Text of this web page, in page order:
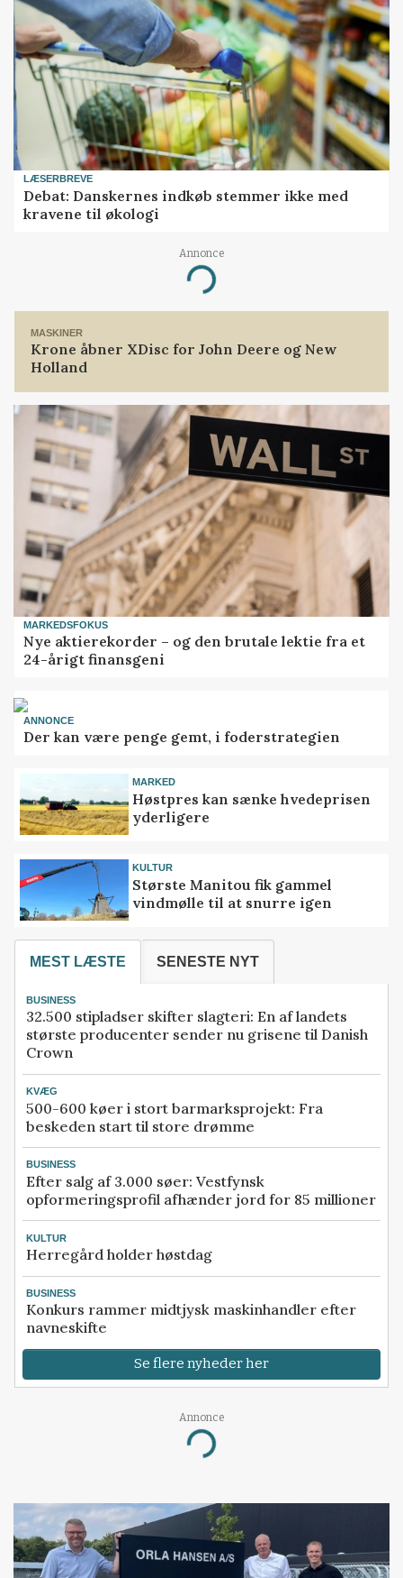
LÆSERBREVE
Debat: Danskernes indkøb stemmer ikke med
kravene til økologi
Annonce
Loading...
MASKINER
Krone åbner XDisc for John Deere og New
Holland
MARKEDSFOKUS
Nye aktierekorder – og den brutale lektie fra et
24-årigt finansgeni
ANNONCE
Der kan være penge gemt, i foderstrategien
MARKED
Høstpres kan sænke hvedeprisen
yderligere
KULTUR
Største Manitou fik gammel
vindmølle til at snurre igen
MEST LÆSTE SENESTE NYT
BUSINESS
32.500 stipladser skifter slagteri: En af landets
største producenter sender nu grisene til Danish
Crown
KVÆG
500-600 køer i stort barmarksprojekt: Fra
beskeden start til store drømme
BUSINESS
Efter salg af 3.000 søer: Vestfynsk
opformeringsprofil afhænder jord for 85 millioner
KULTUR
Herregård holder høstdag
BUSINESS
Konkurs rammer midtjysk maskinhandler efter
navneskifte
Se flere nyheder her
Annonce
Loading...